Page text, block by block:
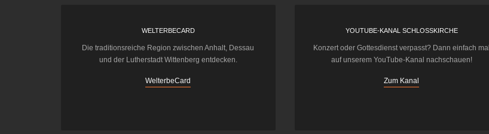
WELTERBECARD
Die traditionsreiche Region zwischen Anhalt, Dessau
und der Lutherstadt Wittenberg entdecken.
WelterbeCard
YOUTUBE-KANAL SCHLOSSKIRCHE
Konzert oder Gottesdienst verpasst? Dann einfach mal
auf unserem YouTube-Kanal nachschauen!
Zum Kanal